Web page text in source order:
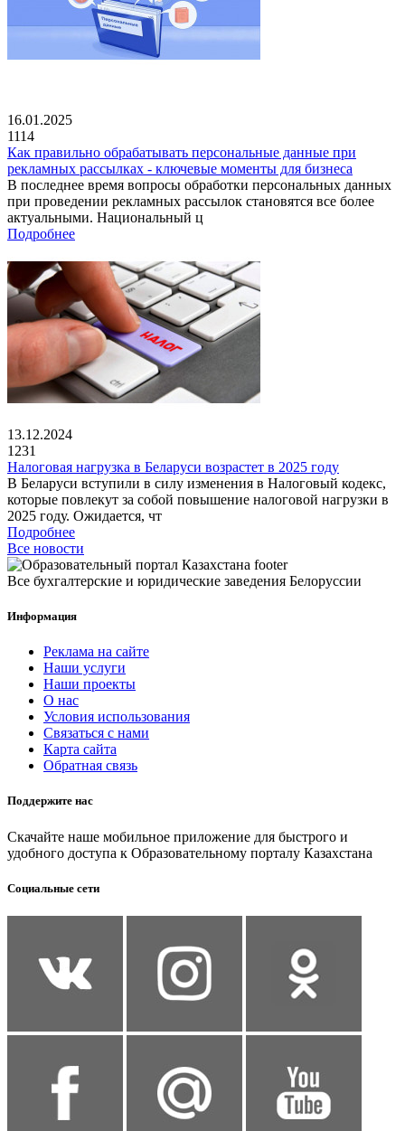
16.01.2025
1114
Как правильно обрабатывать персональные данные при
рекламных рассылках - ключевые моменты для бизнеса
В последнее время вопросы обработки персональных данных
при проведении рекламных рассылок становятся все более
актуальными. Национальный ц
Подробнее
13.12.2024
1231
Налоговая нагрузка в Беларуси возрастет в 2025 году
В Беларуси вступили в силу изменения в Налоговый кодекс,
которые повлекут за собой повышение налоговой нагрузки в
2025 году. Ожидается, чт
Подробнее
Все новости
Все бухгалтерские и юридические заведения Белоруссии
Информация
Реклама на сайте
Наши услуги
Наши проекты
О нас
Условия использования
Связаться с нами
Карта сайта
Обратная связь
Поддержите нас
Скачайте наше мобильное приложение для быстрого и
удобного доступа к Образовательному порталу Казахстана
Социальные сети